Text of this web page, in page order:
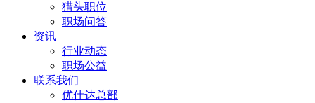
猎头职位
职场问答
资讯
行业动态
职场公益
联系我们
优仕达总部